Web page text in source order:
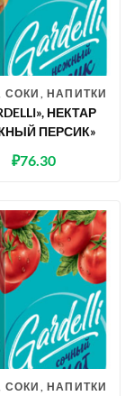
НАПИТКИ
НЕКТАР
ПЕРСИК»
₽76.30
НАПИТКИ